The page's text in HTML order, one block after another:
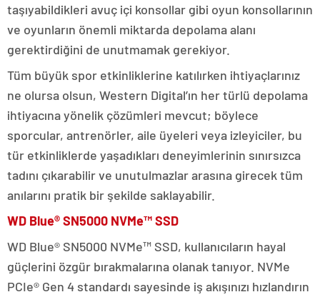
taşıyabildikleri avuç içi konsollar gibi oyun konsollarının
ve oyunların önemli miktarda depolama alanı
gerektirdiğini de unutmamak gerekiyor.
Tüm büyük spor etkinliklerine katılırken ihtiyaçlarınız
ne olursa olsun, Western Digital’ın her türlü depolama
ihtiyacına yönelik çözümleri mevcut; böylece
sporcular, antrenörler, aile üyeleri veya izleyiciler, bu
tür etkinliklerde yaşadıkları deneyimlerinin sınırsızca
tadını çıkarabilir ve unutulmazlar arasına girecek tüm
anılarını pratik bir şekilde saklayabilir.
WD Blue® SN5000 NVMe™ SSD
WD Blue® SN5000 NVMe™ SSD, kullanıcıların hayal
güçlerini özgür bırakmalarına olanak tanıyor. NVMe
PCIe® Gen 4 standardı sayesinde iş akışınızı hızlandırın